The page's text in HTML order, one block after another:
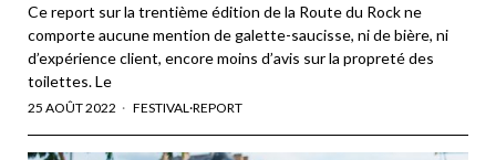
Ce report sur la trentième édition de la Route du Rock ne
comporte aucune mention de galette-saucisse, ni de bière, ni
d’expérience client, encore moins d’avis sur la propreté des
toilettes. Le
25 AOÛT 2022 FESTIVAL·REPORT